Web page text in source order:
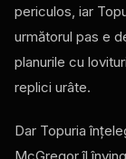
periculos, iar
următorul pas e
planurile cu
replici urâte.
Dar Topuria